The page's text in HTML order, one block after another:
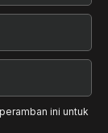
ini untuk